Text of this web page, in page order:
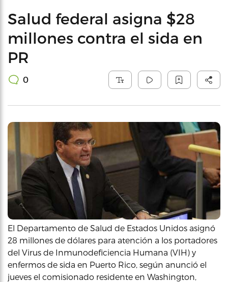
Salud federal asigna $28
millones contra el sida en
PR
0
El Departamento de Salud de Estados Unidos asignó
28 millones de dólares para atención a los portadores
del Virus de Inmunodeficiencia Humana (VIH) y
enfermos de sida en Puerto Rico, según anunció el
jueves el comisionado residente en Washington,